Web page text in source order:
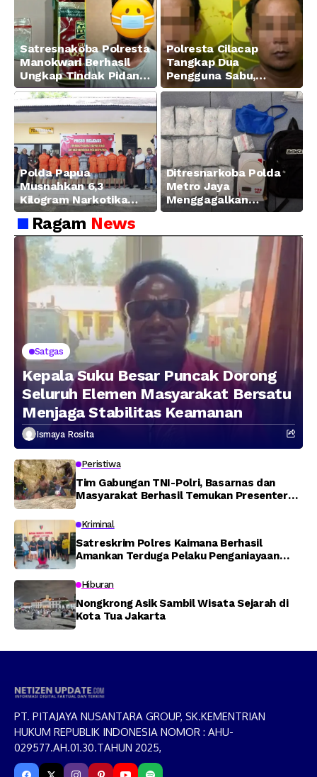
Satresnakoba Polresta
Manokwari Berhasil
Ungkap Tindak Pidana
Narkotika Golongan I
Jenis Sabu di Jalan
Swapen Perkebunan
Manokwari
Polresta Cilacap
Tangkap Dua
Pengguna Sabu,
Amankan Paket 0,34
Gram
Polda Papua
Musnahkan 6,3
Kilogram Narkotika
Hasil Pengungkapan
Jaringan Lintas
Wilayah Februari 2026
Ditresnarkoba Polda
Metro Jaya
Menggagalkan
Peredaran Sabu 5,3 Kg
Ragam News
Satgas
Kepala Suku Besar Puncak Dorong
Seluruh Elemen Masyarakat Bersatu
Menjaga Stabilitas Keamanan
Ismaya Rosita
Peristiwa
Tim Gabungan TNI-Polri, Basarnas dan
Masyarakat Berhasil Temukan Presenter
Memti
Kriminal
Satreskrim Polres Kaimana Berhasil
Amankan Terduga Pelaku Penganiayaan
Hiburan
Nongkrong Asik Sambil Wisata Sejarah di
Kota Tua Jakarta
PT. PITAJAYA NUSANTARA GROUP, SK.KEMENTRIAN
HUKUM REPUBLIK INDONESIA NOMOR : AHU-
029577.AH.01.30.TAHUN 2025,